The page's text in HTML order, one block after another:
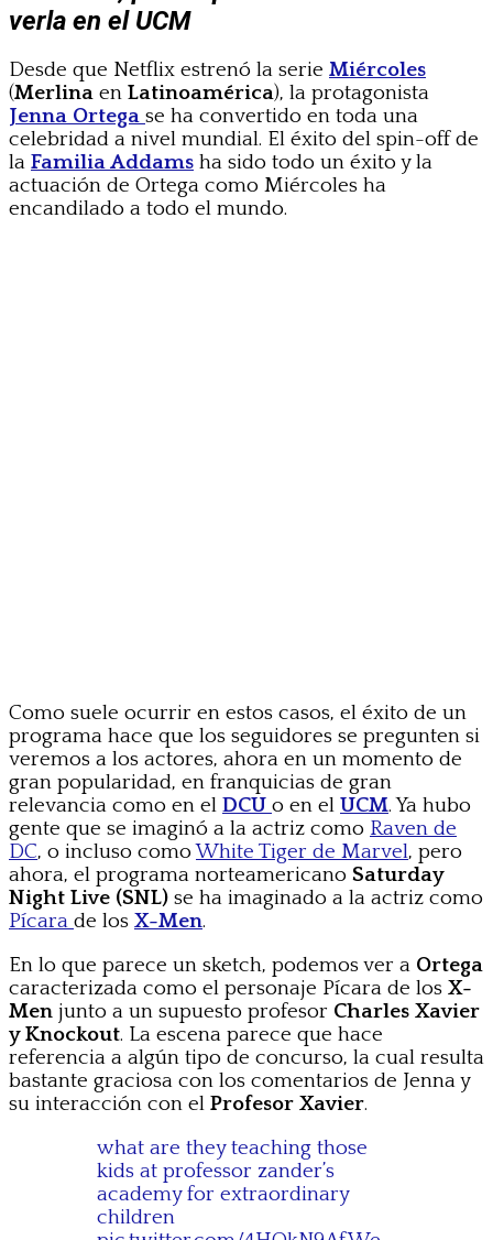
verla en el UCM
Desde que Netflix estrenó la serie Miércoles
(Merlina en Latinoamérica), la protagonista
Jenna Ortega se ha convertido en toda una
celebridad a nivel mundial. El éxito del spin-off de
la Familia Addams ha sido todo un éxito y la
actuación de Ortega como Miércoles ha
encandilado a todo el mundo.
Como suele ocurrir en estos casos, el éxito de un
programa hace que los seguidores se pregunten si
veremos a los actores, ahora en un momento de
gran popularidad, en franquicias de gran
relevancia como en el DCU o en el UCM. Ya hubo
gente que se imaginó a la actriz como Raven de
DC, o incluso comoWhite Tiger de Marvel, pero
ahora, el programa norteamericano Saturday
Night Live (SNL) se ha imaginado a la actriz como
Pícara de los X-Men.
En lo que parece un sketch, podemos ver a Ortega
caracterizada como el personaje Pícara de los X-
Men junto a un supuesto profesor Charles Xavier
y Knockout. La escena parece que hace
referencia a algún tipo de concurso, la cual resulta
bastante graciosa con los comentarios de Jenna y
su interacción con el Profesor Xavier.
what are they teaching those
kids at professor zander’s
academy for extraordinary
children